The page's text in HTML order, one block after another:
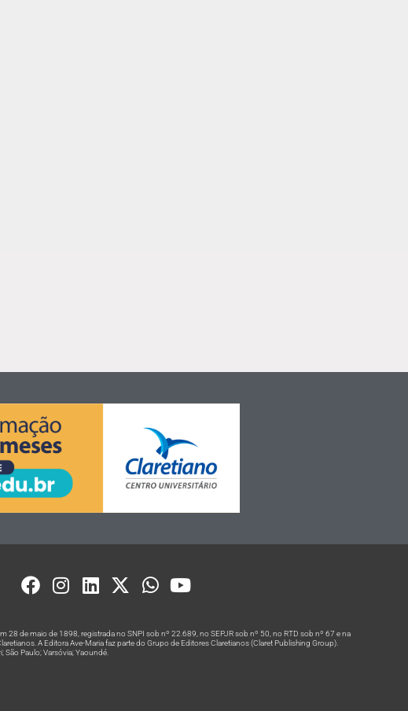
de maio de 1898, registrada no SNPI sob nº 22.689, no SEPJR sob nº 50, no RTD sob nº 67 e na
A Editora Ave-Maria faz parte do Grupo de Editores Claretianos (Claret Publishing Group).
São Paulo; Varsóvia; Yaoundé.